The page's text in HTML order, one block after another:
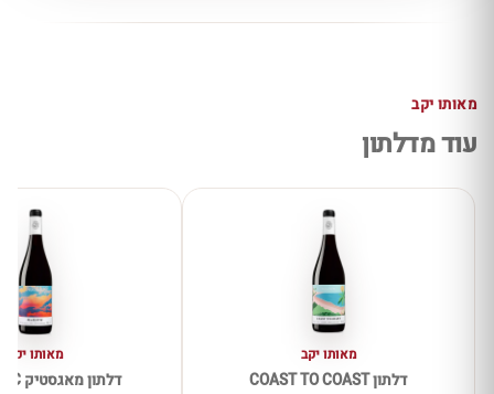
מאותו יקב
עוד מדלתון
מאותו יקב
דלתון COAST TO COAST
מאותו יקב
דלתון מאגסטיק MAJESTIC